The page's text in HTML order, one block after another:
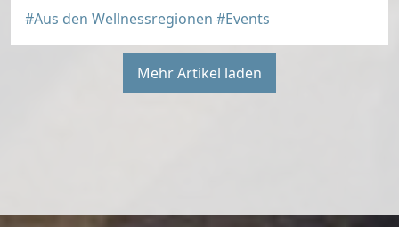
#Aus den Wellnessregionen #Events
Mehr Artikel laden